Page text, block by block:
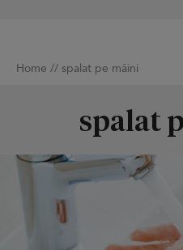
Home // spalat pe mâini
spalat